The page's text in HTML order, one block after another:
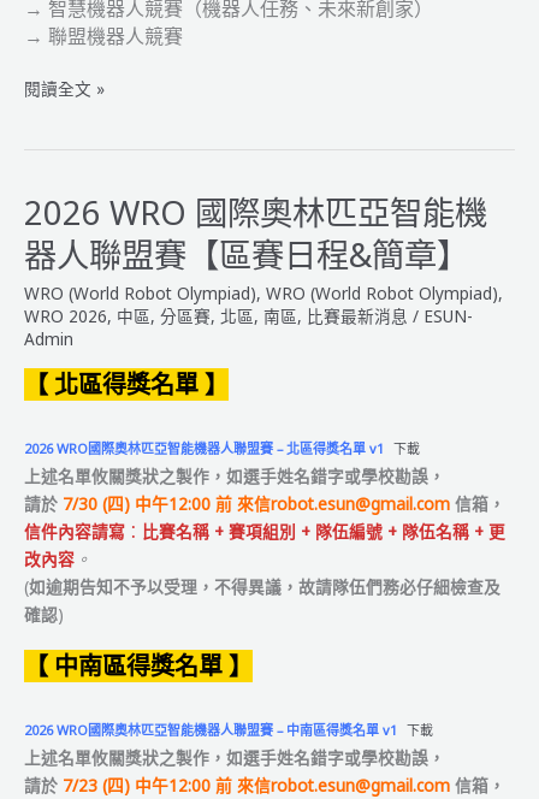
→ 智慧機器人競賽（機器人任務、未來新創家）
→ 聯盟機器人競賽
2026
市
校
際
【2026
青
少
意
機
器
人
競
賽】
閱讀全文 »
2026 WRO 國際奧林匹亞智能機
器人聯盟賽【區賽日程&簡章】
WRO (World Robot Olympiad), WRO (World Robot Olympiad),
WRO 2026, 中區, 分區賽, 北區, 南區, 比賽最新消息 / ESUN-
Admin
【 北區得獎名單 】
2026 WRO國際奧林匹亞智能機器人聯盟賽 – 北區得獎名單 v1 下載
上述名單攸關獎狀之製作，如選手姓名錯字或學校勘誤 ，
請於 7/30 (四) 中午12:00 前 來信robot.esun@gmail.com 信箱，
信件內容請寫 ： 比賽名稱 + 賽項組別 + 隊伍編號 + 隊伍名稱 + 更
改內容 。
(如逾期告知不予以受理，不得異議，故請隊伍們務必仔細檢查及
確認)
【 中南區得獎名單 】
2026 WRO國際奧林匹亞智能機器人聯盟賽 – 中南區得獎名單 v1 下載
上述名單攸關獎狀之製作，如選手姓名錯字或學校勘誤 ，
請於 7/23 (四) 中午12:00 前 來信robot.esun@gmail.com 信箱，